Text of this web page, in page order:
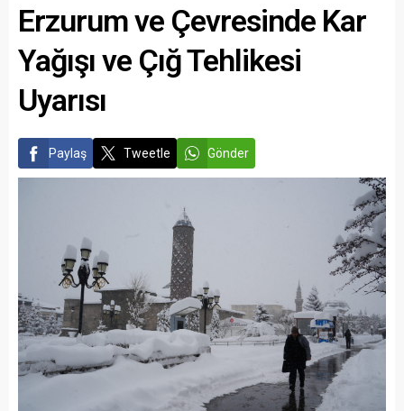
Erzurum ve Çevresinde Kar
Yağışı ve Çığ Tehlikesi
Uyarısı
Paylaş Tweetle Gönder